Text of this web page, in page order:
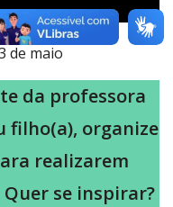
de maio
da professora
filho(a), organize
realizarem
se inspirar?